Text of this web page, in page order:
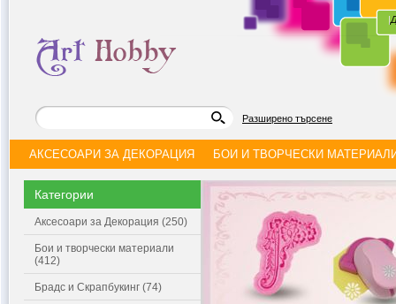
|
Разширено търсене
АКСЕСОАРИ ЗА ДЕКОРАЦИЯ БОИ И ТВОРЧЕСКИ
Категории
Аксесоари за Декорация (250)
Бои и творчески материали
(412)
Брадс и Скрапбукинг (74)